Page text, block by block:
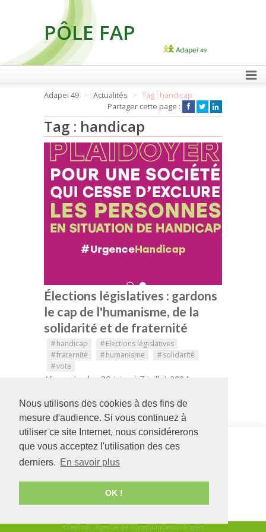
Nous utilisons des cookies à des fins de
mesure d'audience. Si vous continuez à
utiliser ce site Internet, nous considérerons
que vous acceptez l'utilisation des ces
derniers. En savoir plus
OK !
PÔLE FAP
FAIRE UN DON
Adapei 49 Actualités
Tag : handicap
Partager cette page :
Tag : handicap
Élections législatives : gardons
le cap de l'humanisme, de la
solidarité et de fraternité
#handicap #Elections législatives
#fraternité #humanisme #solidarité
#vote
Allez voter les 30 juin et 7 juillet 2024
Siège social
-BP 71857
01
02 41 68 98 50
www.adapei49.asso.fr
Adapei
Joseph
02 41 88 63 27
Création : Agence de communication Angers